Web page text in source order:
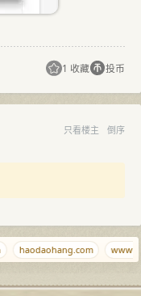
1 收藏 投币
只看楼主 倒序
haodaohang.com